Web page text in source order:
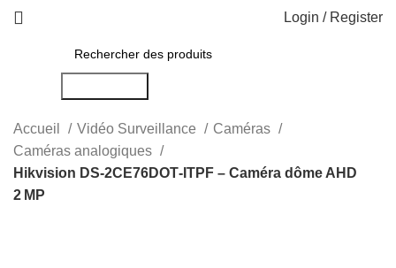
Login / Register
Accueil Vidéo Surveillance
Caméras
Caméras analogiques
Hikvision DS‑2CE76DOT‑ITPF – Caméra dôme AHD
2 MP